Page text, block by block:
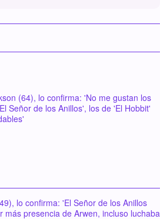
(64), lo confirma: 'No me gustan los
Señor de los Anillos', los de 'El Hobbit'
lo confirma: 'El Señor de los Anillos
más presencia de Arwen, incluso luchaba